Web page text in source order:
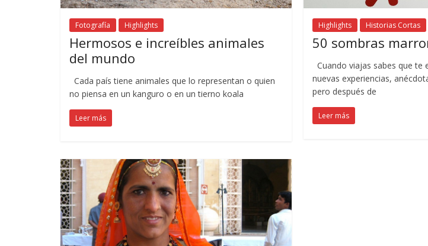
Fotografía Highlights
Hermosos e increíbles animales
del mundo
Cada país tiene animales que lo representan o quien
no piensa en un kanguro o en un tierno koala
Leer más
Highlights Historias Cortas
50 sombras
Cuando viajas sabes que te
nuevas experiencias,
pero después de
Leer más